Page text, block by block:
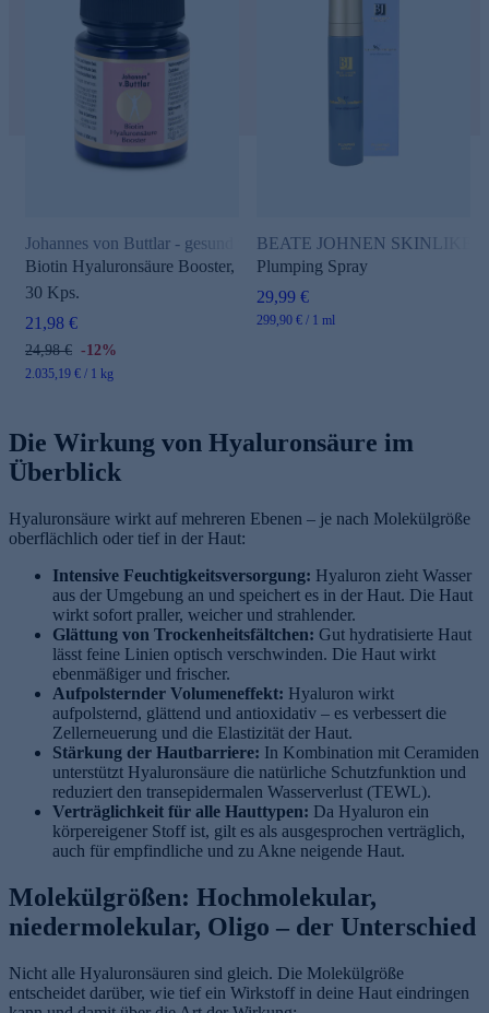
Johannes von Buttlar - gesund und aktiv
Biotin Hyaluronsäure Booster,
30 Kps.
21,98 €
24,98 € -12%
2.035,19 € / 1 kg
BEATE JOHNEN SKINLIKE
Plumping Spray
29,99 €
299,90 € / 1 ml
Die Wirkung von Hyaluronsäure im
Überblick
Hyaluronsäure wirkt auf mehreren Ebenen – je nach Molekülgröße
oberflächlich oder tief in der Haut:
Intensive Feuchtigkeitsversorgung: Hyaluron zieht Wasser
aus der Umgebung an und speichert es in der Haut. Die Haut
wirkt sofort praller, weicher und strahlender.
Glättung von Trockenheitsfältchen: Gut hydratisierte Haut
lässt feine Linien optisch verschwinden. Die Haut wirkt
ebenmäßiger und frischer.
Aufpolsternder Volumeneffekt: Hyaluron wirkt
aufpolsternd, glättend und antioxidativ – es verbessert die
Zellerneuerung und die Elastizität der Haut.
Stärkung der Hautbarriere: In Kombination mit Ceramiden
unterstützt Hyaluronsäure die natürliche Schutzfunktion und
reduziert den transepidermalen Wasserverlust (TEWL).
Verträglichkeit für alle Hauttypen: Da Hyaluron ein
körpereigener Stoff ist, gilt es als ausgesprochen verträglich,
auch für empfindliche und zu Akne neigende Haut.
Molekülgrößen: Hochmolekular,
niedermolekular, Oligo – der Unterschied
Nicht alle Hyaluronsäuren sind gleich. Die Molekülgröße
entscheidet darüber, wie tief ein Wirkstoff in deine Haut eindringen